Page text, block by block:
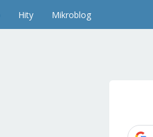
Hity Mikroblog